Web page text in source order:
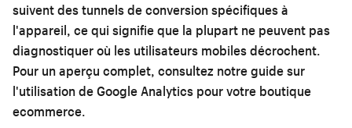
suivent des tunnels de conversion spécifiques à
l'appareil, ce qui signifie que la plupart ne peuvent pas
diagnostiquer où les utilisateurs mobiles décrochent.
Pour un aperçu complet, consultez notre guide sur
l'utilisation de Google Analytics pour votre boutique
ecommerce.